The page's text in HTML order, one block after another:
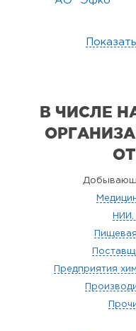
В ЧИСЛЕ
НИИ,
Предприятия